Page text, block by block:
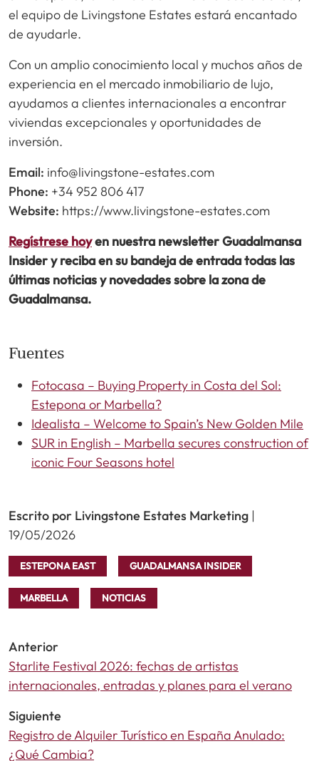
el equipo de Livingstone Estates estará encantado
de ayudarle.
Con un amplio conocimiento local y muchos años de
experiencia en el mercado inmobiliario de lujo,
ayudamos a clientes internacionales a encontrar
viviendas excepcionales y oportunidades de
inversión.
Email: info@livingstone-estates.com
Phone: +34 952 806 417
Website: https://www.livingstone-estates.com
Regístrese hoyen nuestra newsletter Guadalmansa
Insider y reciba en su bandeja de entrada todas las
últimas noticias y novedades sobre la zona de
Guadalmansa.
Fuentes
Fotocasa – Buying Property in Costa del Sol:
Estepona or Marbella?
Idealista – Welcome to Spain’s New Golden Mile
SUR in English – Marbella secures construction of
iconic Four Seasons hotel
Escrito por Livingstone Estates Marketing |
19/05/2026
ESTEPONA EAST GUADALMANSA INSIDER
MARBELLA NOTICIAS
Anterior
Starlite Festival 2026: fechas de artistas
internacionales, entradas y planes para el verano
Siguiente
Registro de Alquiler Turístico en España Anulado:
¿Qué Cambia?